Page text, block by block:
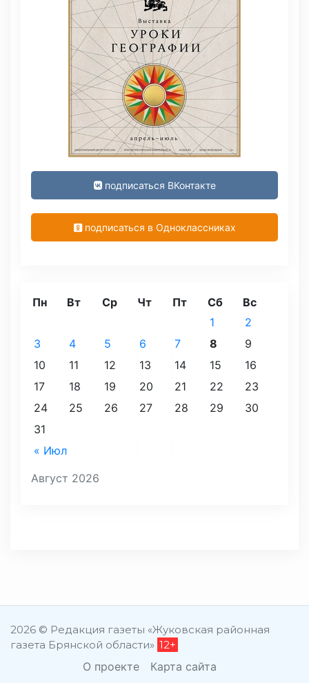
подписаться ВКонтакте
подписаться в Одноклассниках
Август 2026
Пн Вт Ср Чт Пт Сб Вс
« Июл
1
2
3
4 5 6 7 8
9
10
11 12 13 14 15
16
17
18 19 20 21 22
23
24
25 26 27 28 29
30
31
2026 © Редакция газеты «Жуковская районная
газета Брянской области» 12+
О проекте Карта сайта